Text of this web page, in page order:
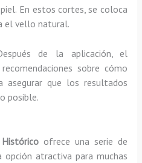
En estos cortes, se coloca
el vello natural.
de la aplicación, el
sobre cómo
asegurar que los resultados
posible.
ofrece una serie de
opción atractiva para muchas